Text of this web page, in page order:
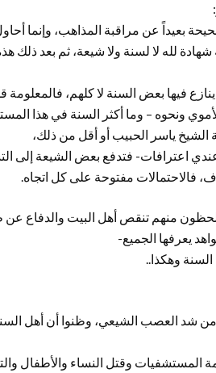
بعيداً عن مراقبة المذاهب، وإنما
لله لا لسنة ولا شيعة، ثم بعد ذلك
فيها بعض السنة لا كلهم،
ونحوه – وما أكثر السنة في هذا
ياسر الحبيب أو أقل من ذلك،
اعترافات- فتدفع بعض الشيعة إلى
فالاحتمالات مفتوحة على كل اتجاه.
يلحظون منهم تنقص أهل البيت والدفاع
يعرفها الجميع-
وهكذا..
شد العصب الشيعي، وظنوا أن أهل
المستشفيات وقتل النساء والأطفال